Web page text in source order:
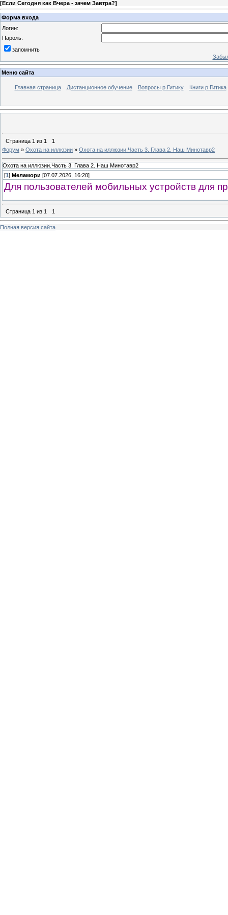
[Если Сегодня как Вчера - зачем Завтра?]
Форма входа
Логин:
Пароль:
запомнить
Меню сайта
Главная страница Дистанционное обучение Вопросы р.Гитику Книги р.Гитика
Страница 1 из 1
1
Форум » Охота на иллюзии » Охота на иллюзии.Часть 3. Глава 2. Наш Минотавр2
Охота на иллюзии.Часть 3. Глава 2. Наш Минотавр2
[1 ] Меламори [07.07.2026, 16:20]
Для пользователей мобильных устройств для
Страница 1 из 1 1
Полная версия сайта